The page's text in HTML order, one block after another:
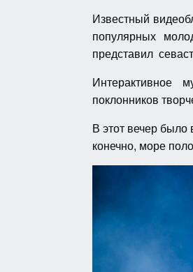
Известный
популярных
представил
Интерактивное
поклонников
В этот вечер
конечно, море